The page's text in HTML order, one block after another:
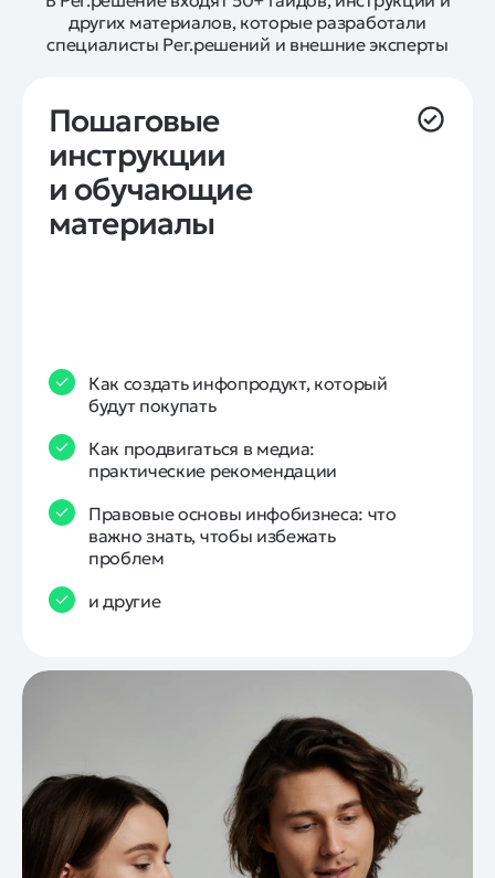
других материалов, которые разработали
специалисты Рег.решений и внешние эксперты
Пошаговые
инструкции
и обучающие
материалы
Как создать инфопродукт, который
будут покупать
Как продвигаться в медиа:
практические рекомендации
Правовые основы инфобизнеса: что
важно знать, чтобы избежать
проблем
и другие